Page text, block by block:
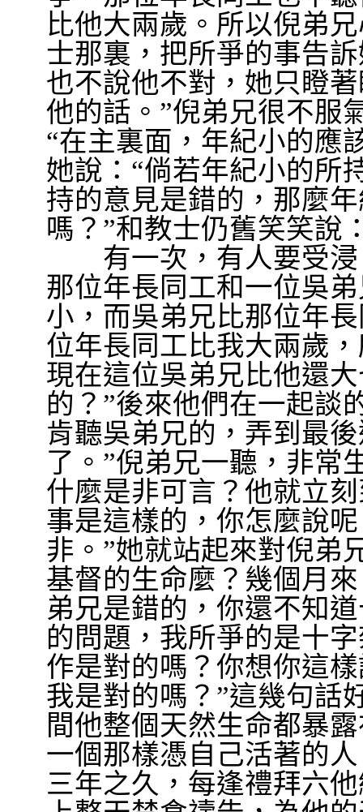
比他大兩歲。所以倪弟
士那裏，把所爭的事告
也不說他不對，她只瞪
他的話。 ”倪弟兄很不服
“在主裏面，年紀小的應
她說： “倘若年紀小的所
持的意見是錯的，那麼
嗎？ ”和教士仍舊笑笑說
有一次，有人要受浸
那位年長同工和一位吳
小，而吳弟兄比那位年
位年長同工比我大兩歲
現在這位吳弟兄比他還
的？ ”後來他們在一起談
肯聽吳弟兄的，弄到最
了。 ”倪弟兄一聽，非常
什麼是非可言？他就立
事是這樣的，你怎麼說
非。 ”她就站起來對倪弟
基督的生命麼？幾個月
弟兄是錯的，你還不知
的問題，我所爭的是十
作是對的嗎？你想你這
我是對的嗎？ ”這幾句話
間他整個天然生命都暴
一個那樣憑自己活著的
三年之久，每逢禮拜六